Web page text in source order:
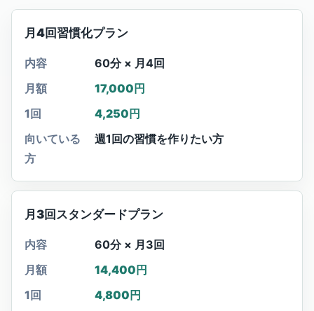
月4回習慣化プラン
内容
60分 × 月4回
月額
17,000円
1回
4,250円
向いている
方
週1回の習慣を作りたい方
月3回スタンダードプラン
内容
60分 × 月3回
月額
14,400円
1回
4,800円